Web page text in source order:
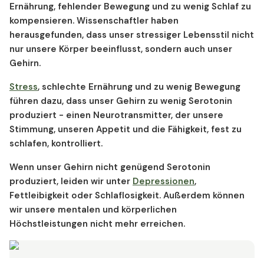
Ernährung, fehlender Bewegung und zu wenig Schlaf zu
kompensieren. Wissenschaftler haben
herausgefunden, dass unser stressiger Lebensstil nicht
nur unsere Körper beeinflusst, sondern auch unser
Gehirn.
Stress, schlechte Ernährung und zu wenig Bewegung
führen dazu, dass unser Gehirn zu wenig Serotonin
produziert - einen Neurotransmitter, der unsere
Stimmung, unseren Appetit und die Fähigkeit, fest zu
schlafen, kontrolliert.
Wenn unser Gehirn nicht genügend Serotonin
produziert, leiden wir unter Depressionen,
Fettleibigkeit oder Schlaflosigkeit. Außerdem können
wir unsere mentalen und körperlichen
Höchstleistungen nicht mehr erreichen.